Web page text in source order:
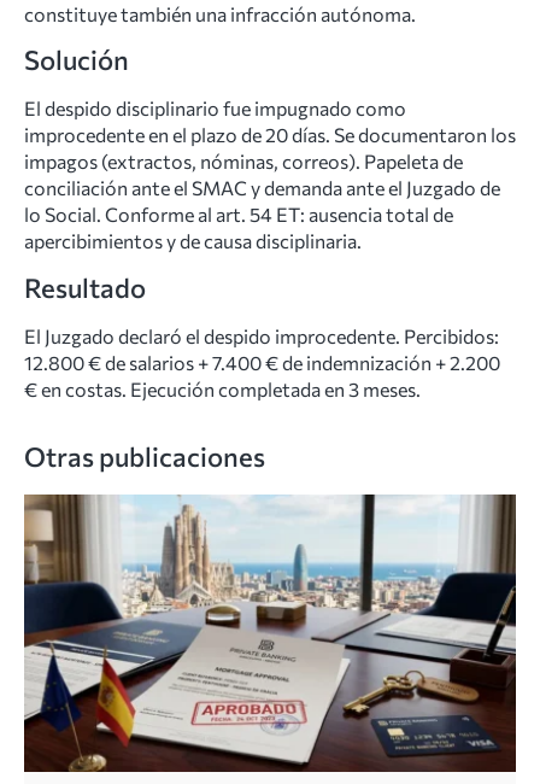
constituye también una infracción autónoma.
Solución
El despido disciplinario fue impugnado como
improcedente en el plazo de 20 días. Se documentaron los
impagos (extractos, nóminas, correos). Papeleta de
conciliación ante el SMAC y demanda ante el Juzgado de
lo Social. Conforme al art. 54 ET: ausencia total de
apercibimientos y de causa disciplinaria.
Resultado
El Juzgado declaró el despido improcedente. Percibidos:
12.800 € de salarios + 7.400 € de indemnización + 2.200
€ en costas. Ejecución completada en 3 meses.
Otras publicaciones